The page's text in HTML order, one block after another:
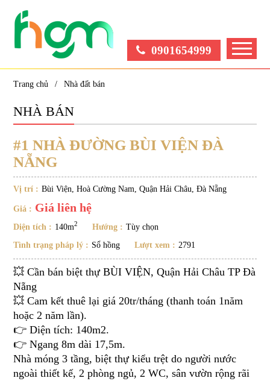
0901654999
Trang chủ Nhà đất bán
NHÀ BÁN
#1 NHÀ ĐƯỜNG BÙI VIỆN ĐÀ
NẴNG
Vị trí : Bùi Viện, Hoà Cường Nam, Quận Hải Châu, Đà Nẵng
Giá : Giá liên hệ
Diện tích : 140m2 Hướng : Tùy chọn
Tình trạng pháp lý : Sổ hồng Lượt xem : 2791
💥 Cần bán biệt thự BÙI VIỆN, Quận Hải Châu TP Đà
Nẵng
💥 Cam kết thuê lại giá 20tr/tháng (thanh toán 1năm
hoặc 2 năm lần).
👉 Diện tích: 140m2.
👉 Ngang 8m dài 17,5m.
Nhà móng 3 tầng, biệt thự kiểu trệt do người nước
ngoài thiết kế, 2 phòng ngủ, 2 WC, sân vườn rộng rãi